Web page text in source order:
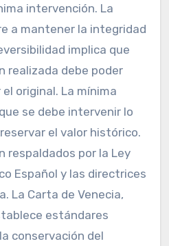
intervención. La
a mantener la integridad
implica que
realizada debe poder
original. La mínima
se debe intervenir lo
el valor histórico.
respaldados por la Ley
Español y las directrices
La Carta de Venecia,
estándares
conservación del